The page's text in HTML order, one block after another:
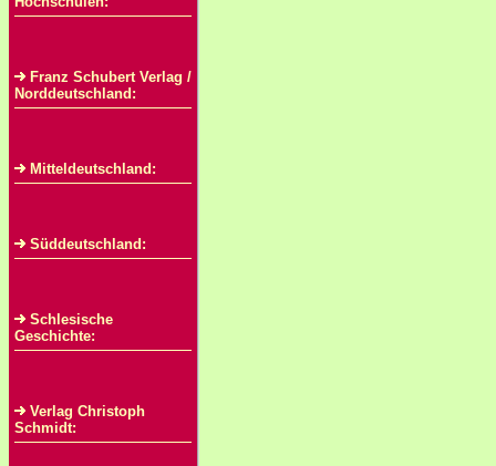
Franz Schubert Verlag /
Norddeutschland:
Mitteldeutschland:
Süddeutschland:
Schlesische
Geschichte:
Verlag Christoph
Schmidt: